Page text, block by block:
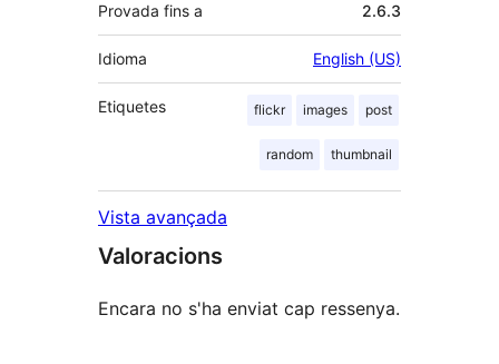
Provada fins a 2.6.3
Idioma English (US)
Etiquetes flickr images post
random thumbnail
Vista avançada
Valoracions
Encara no s'ha enviat cap ressenya.